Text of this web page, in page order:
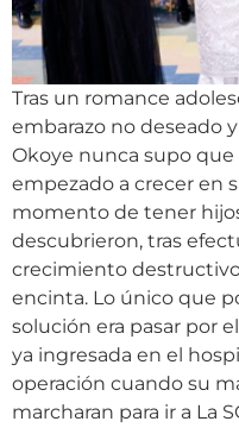
Tras un romance
embarazo no deseado
Okoye nunca supo
empezado a crecer en
momento de tener
descubrieron, tras
crecimiento
encinta. Lo único que
solución era pasar por
ya ingresada en el
operación cuando su
marcharan para ir a La